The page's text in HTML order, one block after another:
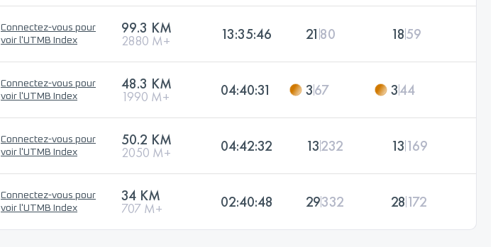
Connectez-vous pour
voir l'UTMB Index
99.3 KM
2880 M+ 13:35:46 21 80 1859
Connectez-vous pour
voir l'UTMB Index
48.3 KM
1990 M+ 04:40:31 367 344
Connectez-vous pour
voir l'UTMB Index
50.2 KM
2050 M+ 04:42:32 13232 13 169
Connectez-vous pour
voir l'UTMB Index
34 KM
707 M+ 02:40:48 29332 28 172